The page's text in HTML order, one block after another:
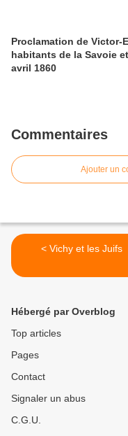
Proclamation de Victor-
habitants de la Savoie
avril 1860
Commentaires
Ajouter un
< Vichy et les Juifs
Hébergé par Overblog
Top articles
Pages
Contact
Signaler un abus
C.G.U.